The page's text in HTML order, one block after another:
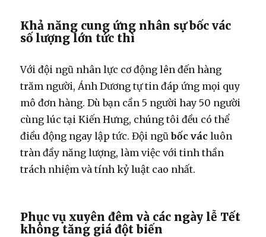
Khả năng cung ứng nhân sự bốc vác
số lượng lớn tức thì
Với đội ngũ nhân lực cơ động lên đến hàng
trăm người, Ánh Dương tự tin đáp ứng mọi quy
mô đơn hàng. Dù bạn cần 5 người hay 50 người
cùng lúc tại Kiến Hưng, chúng tôi đều có thể
điều động ngay lập tức. Đội ngũbốc vác luôn
tràn đầy năng lượng, làm việc với tinh thần
trách nhiệm và tính kỷ luật cao nhất.
Phục vụ xuyên đêm và các ngày lễ Tết
không tăng giá đột biến